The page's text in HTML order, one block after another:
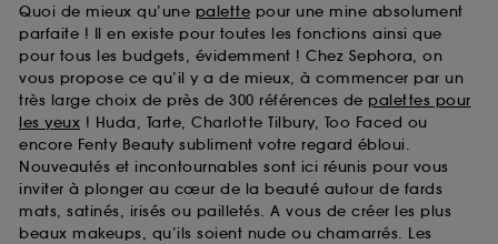
Quoi de mieux qu’une palette pour une mine absolument
parfaite ! Il en existe pour toutes les fonctions ainsi que
pour tous les budgets, évidemment ! Chez Sephora, on
vous propose ce qu’il y a de mieux, à commencer par un
très large choix de près de 300 références de palettes pour
les yeux ! Huda, Tarte, Charlotte Tilbury, Too Faced ou
encore Fenty Beauty subliment votre regard ébloui.
Nouveautés et incontournables sont ici réunis pour vous
inviter à plonger au cœur de la beauté autour de fards
mats, satinés, irisés ou pailletés. A vous de créer les plus
beaux makeups, qu’ils soient nude ou chamarrés. Les